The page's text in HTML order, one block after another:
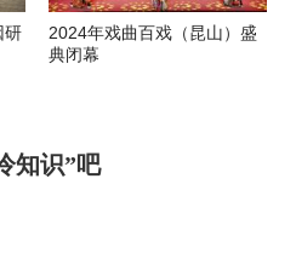
研
2024年戏曲百戏（昆山）盛
典闭幕
知识”吧